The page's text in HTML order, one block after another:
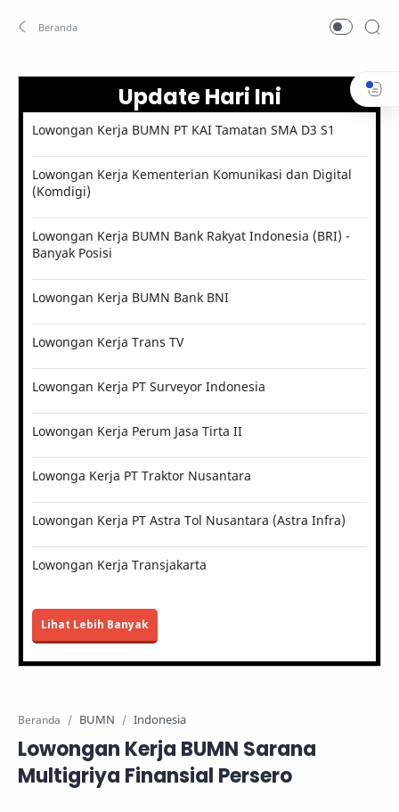
Update Hari Ini
Lowongan Kerja BUMN PT KAI Tamatan SMA D3 S1
Lowongan Kerja Kementerian Komunikasi dan Digital
(Komdigi)
Lowongan Kerja BUMN Bank Rakyat Indonesia (BRI) -
Banyak Posisi
Lowongan Kerja BUMN Bank BNI
Lowongan Kerja Trans TV
Lowongan Kerja PT Surveyor Indonesia
Lowongan Kerja Perum Jasa Tirta II
Lowonga Kerja PT Traktor Nusantara
Lowongan Kerja PT Astra Tol Nusantara (Astra Infra)
Lowongan Kerja Transjakarta
Lihat Lebih Banyak
Beranda BUMN Indonesia
Lowongan Kerja BUMN Sarana
Multigriya Finansial Persero